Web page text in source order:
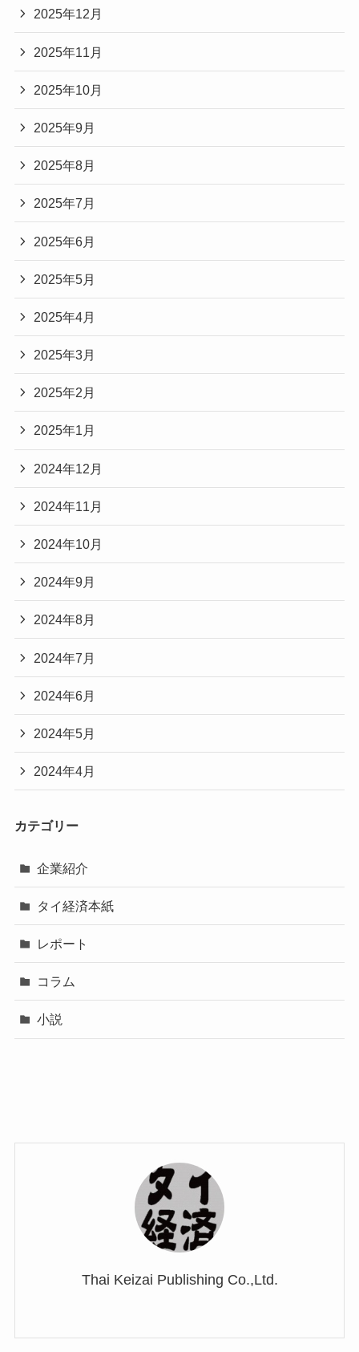
2025年12月
2025年11月
2025年10月
2025年9月
2025年8月
2025年7月
2025年6月
2025年5月
2025年4月
2025年3月
2025年2月
2025年1月
2024年12月
2024年11月
2024年10月
2024年9月
2024年8月
2024年7月
2024年6月
2024年5月
2024年4月
カテゴリー
企業紹介
タイ経済本紙
レポート
コラム
小説
Thai Keizai Publishing Co.,Ltd.